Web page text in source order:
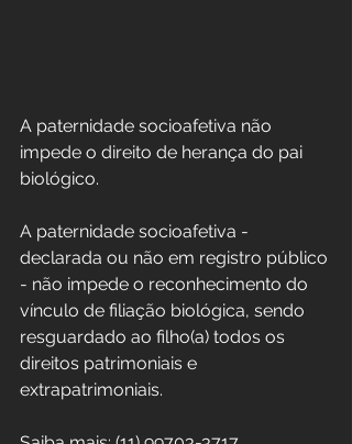
A paternidade socioafetiva não
impede o direito de herança do pai
A paternidade socioafetiva -
declarada ou não em registro público
- não impede o reconhecimento do
vínculo de filiação biológica, sendo
resguardado ao filho(a) todos os
direitos patrimoniais e
extrapatrimoniais.